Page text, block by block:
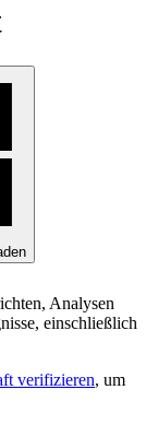
Analysen
einschließlich
verifizieren, um